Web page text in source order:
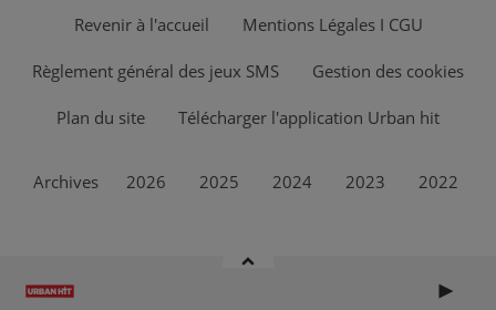
Revenir à l'accueil Mentions Légales I CGU
Règlement général des jeux SMS Gestion des cookies
Plan du site Télécharger l'application Urban hit
Archives 2026 2025 2024 2023 2022